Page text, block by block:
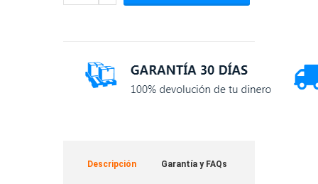
Descripción Garantía y FAQs